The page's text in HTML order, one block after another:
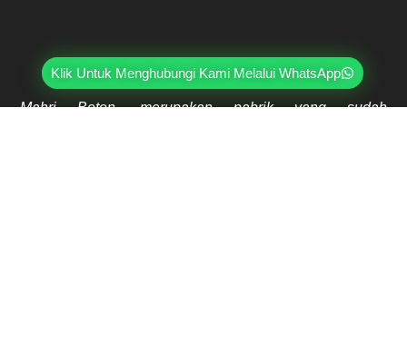
Klik Untuk Menghubungi Kami Melalui WhatsApp
Mahri Beton, merupakan pabrik yang sudah